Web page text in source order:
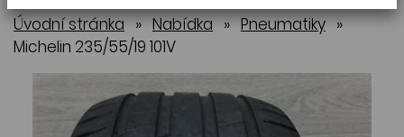
Úvodní stránka » Nabídka » Pneumatiky »
Michelin 235/55/19 101V